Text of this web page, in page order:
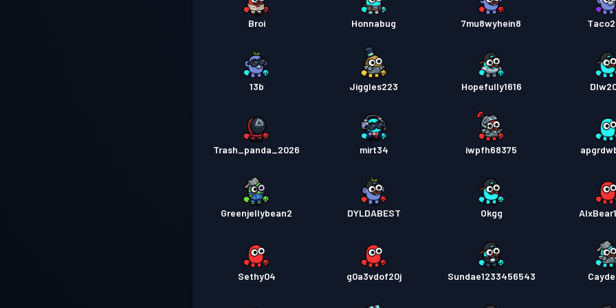
Broi Honnabug 7mu8wyhein8
13b Jiggles223 Hopefully1616
Trash_panda_2026 mirt34 iwpfh68375
Greenjellybean2 DYLDABEST Okgg
Sethy04 g0a3vdof20j Sundae1233456543